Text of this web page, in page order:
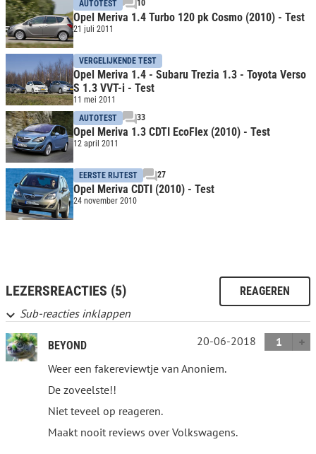
AUTOTEST 10
Opel Meriva 1.4 Turbo 120 pk Cosmo (2010) - Test
21 juli 2011
VERGELIJKENDE TEST
Opel Meriva 1.4 - Subaru Trezia 1.3 - Toyota Verso
S 1.3 VVT-i - Test
11 mei 2011
AUTOTEST
33
Opel Meriva 1.3 CDTI EcoFlex (2010) - Test
12 april 2011
EERSTE RIJTEST 27
Opel Meriva CDTI (2010) - Test
24 november 2010
LEZERSREACTIES (5) REAGEREN
Sub-reacties inklappen
BEYOND 20-06-2018
1
Weer een fakereviewtje van Anoniem.
De zoveelste!!
Niet teveel op reageren.
Maakt nooit reviews over Volkswagens.